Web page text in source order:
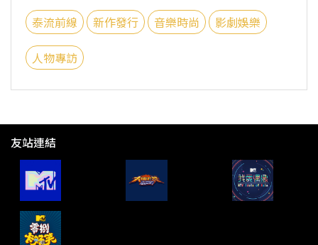
泰流前線 新作發行 音樂時尚 影劇娛樂
人物專訪
友站連結